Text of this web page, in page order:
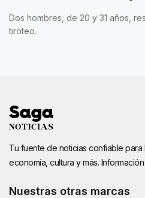
Dos hombres, de 20 y 31 años,
tiroteo.
Tu fuente de noticias confiable para
economía, cultura y más.
Nuestras otras marcas